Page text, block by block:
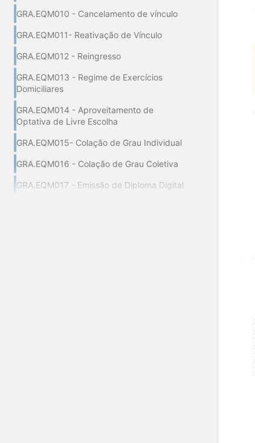
GRA.EQM010 - Cancelamento de vínculo
GRA.EQM011- Reativação de Vínculo
GRA.EQM012 - Reingresso
GRA.EQM013 - Regime de Exercícios
Domiciliares
GRA.EQM014 - Aproveitamento de
Optativa de Livre Escolha
GRA.EQM015- Colação de Grau Individual
GRA.EQM016 - Colação de Grau Coletiva
GRA.EQM017 - Emissão de Diploma Digital